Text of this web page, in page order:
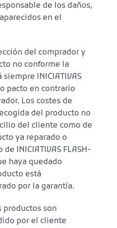
de los daños,
en el
del comprador y
no conforme la
INICIATIVAS
pacto en contrario
Los costes de
del producto no
del cliente como de
ya reparado o
INICIATIVAS FLASH-
haya quedado
está
por la garantía.
productos son
por el cliente